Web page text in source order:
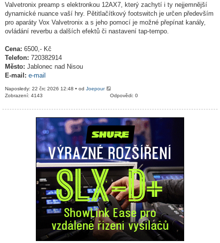
Valvetronix preamp s elektronkou 12AX7, který zachytí i ty nejjemnější
dynamické nuance vaší hry. Pětitlačítkový footswitch je určen především
pro aparáty Vox Valvetronix a s jeho pomocí je možné přepínat kanály,
ovládání reverbu a dalších efektů či nastavení tap-tempo.
Cena: 6500,- Kč
Telefon: 720382914
Město: Jablonec nad Nisou
E-mail: e-mail
Naposledy: 22 črc 2026 12:48 • od Joepour
Odpovědi: 0
Zobrazení: 4143